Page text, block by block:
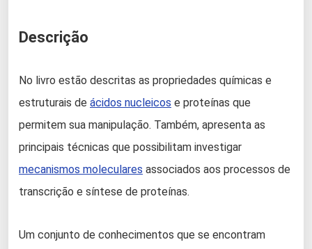
Descrição
No livro estão descritas as propriedades químicas e
estruturais de ácidos nucleicos e proteínas que
permitem sua manipulação. Também, apresenta as
principais técnicas que possibilitam investigar
mecanismos moleculares associados aos processos de
transcrição e síntese de proteínas.
Um conjunto de conhecimentos que se encontram